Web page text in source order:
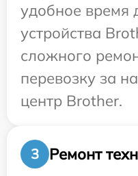
удобное время
устройства
сложного
перевозку за
центр Brother.
3
Ремонт